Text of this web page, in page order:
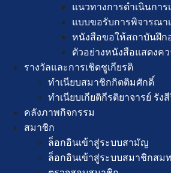
แนวทางการดำเนินกา
แบบขอรับการพิจารณา
หนังสือขอให้สถาบันฝึก
ตัวอย่างหนังสือแสดงค
รางวัลและการเชิดชูเกียรติ
ทำเนียบสมาชิกกิตติมศักดิ์
ทำเนียบเกียติกีรติยาจารย์ รัง
คลังภาพกิจกรรม
สมาชิก
ล็อกอินเข้าสู่ระบบสามัญ
ล็อกอินเข้าสู่ระบบสมาชิกสม